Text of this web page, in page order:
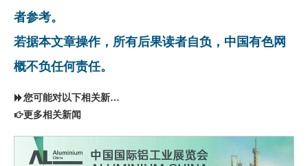
者参考。
若据本文章操作，所有后果读者自负，中国有色网
概不负任何责任。
您可能对以下相关新闻同样感兴趣
更多相关新闻